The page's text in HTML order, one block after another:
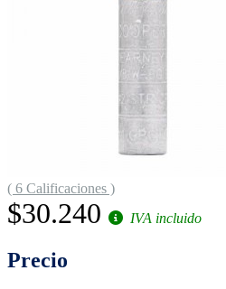
( 6 Calificaciones )
$30.240 IVA incluido
Precio